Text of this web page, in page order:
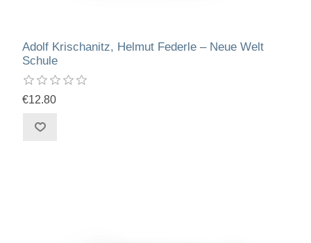
Adolf Krischanitz, Helmut Federle – Neue Welt
Schule
€12.80